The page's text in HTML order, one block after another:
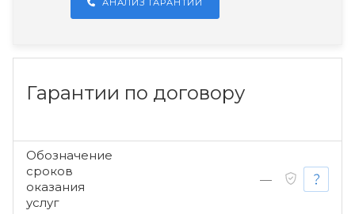
АНАЛИЗ ГАРАНТИЙ
Гарантии по договору
Обозначение
сроков
оказания
услуг
—